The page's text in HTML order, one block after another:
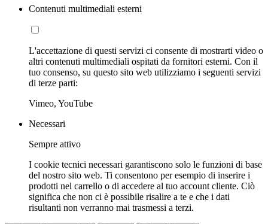
Contenuti multimediali esterni
L'accettazione di questi servizi ci consente di mostrarti video o
altri contenuti multimediali ospitati da fornitori esterni. Con il
tuo consenso, su questo sito web utilizziamo i seguenti servizi
di terze parti:
Vimeo, YouTube
Necessari
Sempre attivo
I cookie tecnici necessari garantiscono solo le funzioni di base
del nostro sito web. Ti consentono per esempio di inserire i
prodotti nel carrello o di accedere al tuo account cliente. Ciò
significa che non ci è possibile risalire a te e che i dati
risultanti non verranno mai trasmessi a terzi.